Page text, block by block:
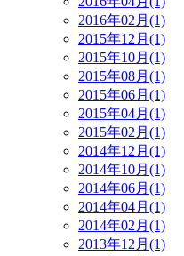
2016年02月(1)
2015年12月(1)
2015年10月(1)
2015年08月(1)
2015年06月(1)
2015年04月(1)
2015年02月(1)
2014年12月(1)
2014年10月(1)
2014年06月(1)
2014年04月(1)
2014年02月(1)
2013年12月(1)